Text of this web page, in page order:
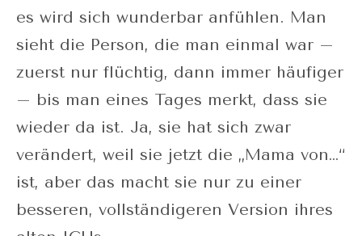
es wird sich wunderbar anfühlen. Man
sieht die Person, die man einmal war –
zuerst nur flüchtig, dann immer häufiger
– bis man eines Tages merkt, dass sie
wieder da ist. Ja, sie hat sich zwar
verändert, weil sie jetzt die „Mama von…“
ist, aber das macht sie nur zu einer
besseren, vollständigeren Version ihres